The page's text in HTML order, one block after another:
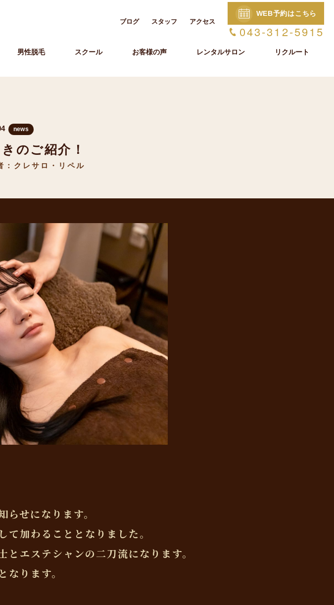
ブログ スタッフ アクセス
WEB予約はこちら
043-312-5915
男性脱毛 スクール お客様の声 レンタルサロン リクルート
news
のご紹介！
：クレサロ・リペル
せになります。
加わることとなりました。
エステシャンの二刀流になります。
ります。